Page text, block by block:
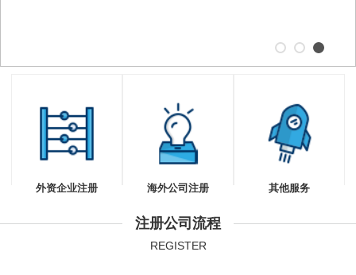
外资企业注册 海外公司注册 其他服务
注册公司流程
REGISTER